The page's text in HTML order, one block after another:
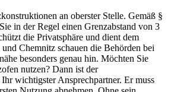
an oberster Stelle. Gemäß §
in der Regel einen Grenzabstand von 3
die Privatsphäre und dient dem
Chemnitz schauen die Behörden bei
besonders genau hin. Möchten Sie
nutzen? Dann ist der
wichtigster Ansprechpartner. Er muss